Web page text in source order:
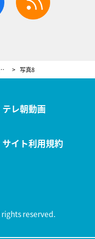
芸人の香りにゾッコン！ 本人の前でまさかの大照れ 写真8
テレ朝動画
サイト利用規約
reserved.